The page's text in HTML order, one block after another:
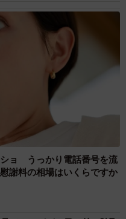
ョ うっかり電話番号を流
謝料の相場はいくらですか